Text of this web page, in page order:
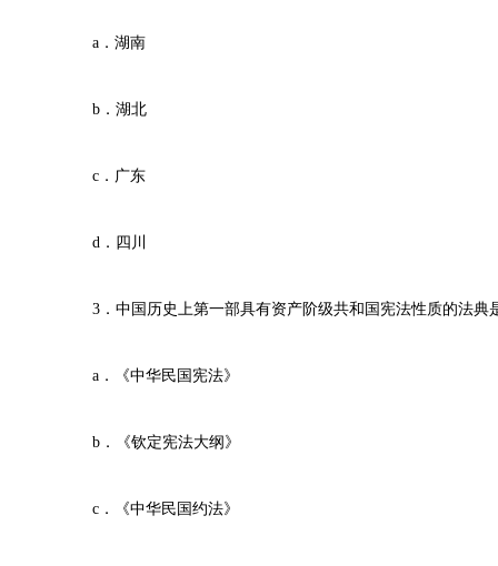
a．湖南
b．湖北
c．广东
d．四川
3．中国历史上第一部具有资产阶级共和国宪法性质的法
a．《中华民国宪法》
b．《钦定宪法大纲》
c．《中华民国约法》